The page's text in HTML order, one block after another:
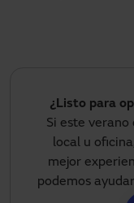
¿Listo para
Si este
local u
mejor
podemos